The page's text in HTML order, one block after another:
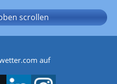
scrollen
auf